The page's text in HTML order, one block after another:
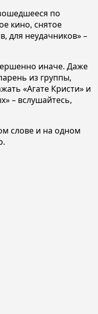
по
кино, снятое
для неудачников» –
иначе. Даже
из группы,
«Агате Кристи» и
– вслушайтесь,
слове и на одном